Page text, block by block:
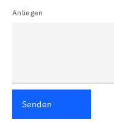
Anliegen
Senden